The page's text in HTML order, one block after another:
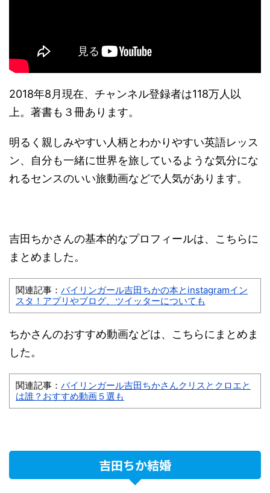
2018年8月現在、チャンネル登録者は118万人以
上。著書も３冊あります。
明るく親しみやすい人柄とわかりやすい英語レッス
ン、自分も一緒に世界を旅しているような気分にな
れるセンスのいい旅動画などで人気があります。
吉田ちかさんの基本的なプロフィールは、こちらに
まとめました。
関連記事： バイリンガール吉田ちかの本とinstagramイン
スタ！アプリやブログ、ツイッターについても
ちかさんのおすすめ動画などは、こちらにまとめま
した。
関連記事： バイリンガール吉田ちかさんクリスとクロエと
は誰？おすすめ動画５選も
吉田ちか結婚